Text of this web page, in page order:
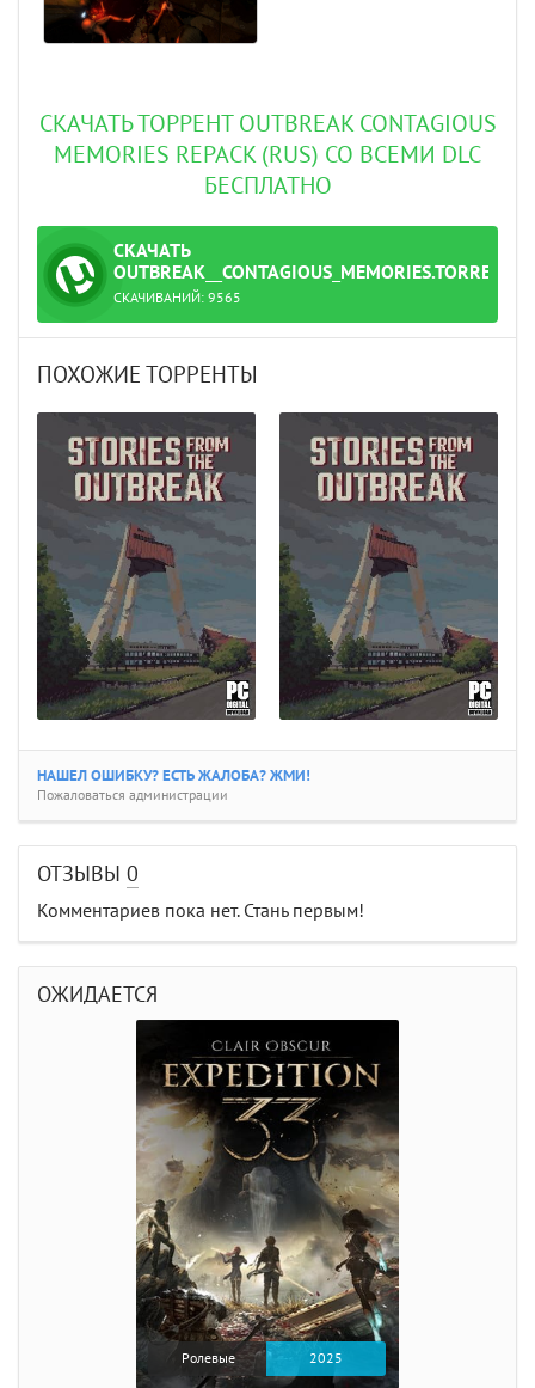
СКАЧАТЬ ТОРРЕНТ OUTBREAK CONTAGIOUS
MEMORIES REPACK (RUS) СО ВСЕМИ DLC
БЕСПЛАТНО
СКАЧАТЬ
ТОРРЕНТ
OUTBREAK__CONTAGIOUS_MEMORIES.TORRENT
СКАЧИВАНИЙ: 9565
ПОХОЖИЕ ТОРРЕНТЫ
НАШЕЛ ОШИБКУ? ЕСТЬ ЖАЛОБА? ЖМИ!
Пожаловаться администрации
ОТЗЫВЫ 0
Комментариев пока нет. Стань первым!
ОЖИДАЕТСЯ
Ролевые 2025